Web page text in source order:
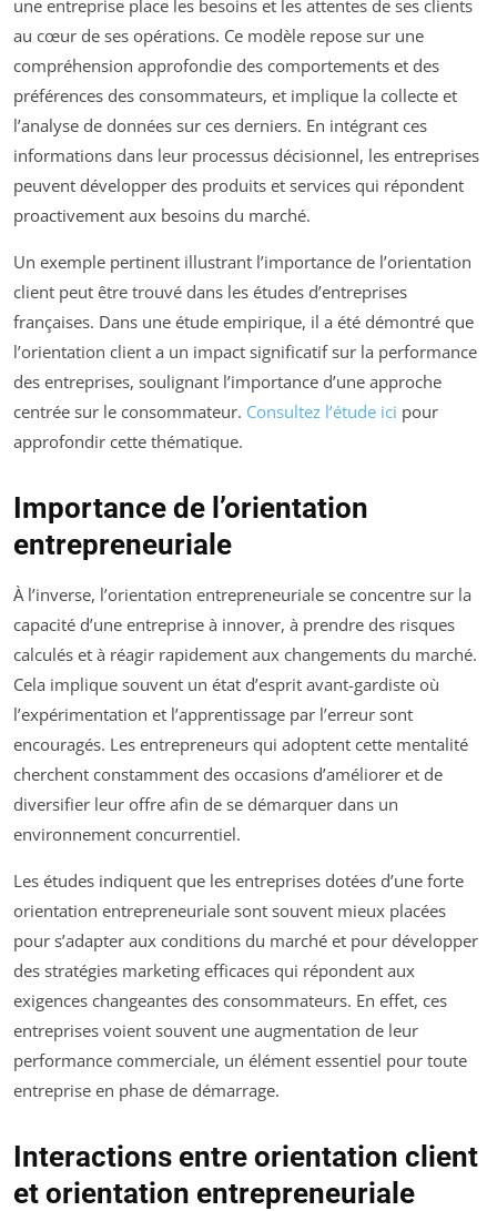
une entreprise place les besoins et les attentes de ses clients
au cœur de ses opérations. Ce modèle repose sur une
compréhension approfondie des comportements et des
préférences des consommateurs, et implique la collecte et
l’analyse de données sur ces derniers. En intégrant ces
informations dans leur processus décisionnel, les entreprises
peuvent développer des produits et services qui répondent
proactivement aux besoins du marché.
Un exemple pertinent illustrant l’importance de l’orientation
client peut être trouvé dans les études d’entreprises
françaises. Dans une étude empirique, il a été démontré que
l’orientation client a un impact significatif sur la performance
des entreprises, soulignant l’importance d’une approche
centrée sur le consommateur. Consultez l’étude ici pour
approfondir cette thématique.
Importance de l’orientation
entrepreneuriale
À l’inverse, l’orientation entrepreneuriale se concentre sur la
capacité d’une entreprise à innover, à prendre des risques
calculés et à réagir rapidement aux changements du marché.
Cela implique souvent un état d’esprit avant-gardiste où
l’expérimentation et l’apprentissage par l’erreur sont
encouragés. Les entrepreneurs qui adoptent cette mentalité
cherchent constamment des occasions d’améliorer et de
diversifier leur offre afin de se démarquer dans un
environnement concurrentiel.
Les études indiquent que les entreprises dotées d’une forte
orientation entrepreneuriale sont souvent mieux placées
pour s’adapter aux conditions du marché et pour développer
des stratégies marketing efficaces qui répondent aux
exigences changeantes des consommateurs. En effet, ces
entreprises voient souvent une augmentation de leur
performance commerciale, un élément essentiel pour toute
entreprise en phase de démarrage.
Interactions entre orientation client
et orientation entrepreneuriale